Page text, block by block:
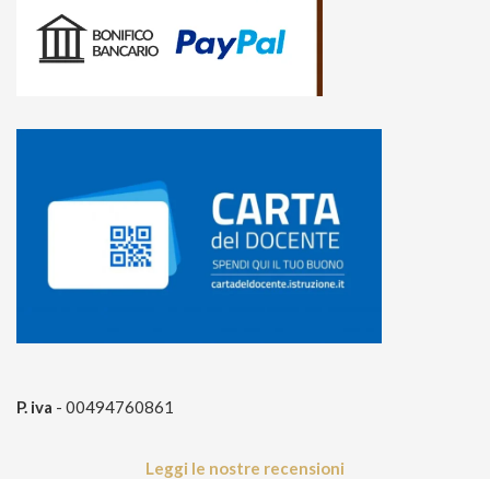
P. iva - 00494760861
Leggi le nostre recensioni